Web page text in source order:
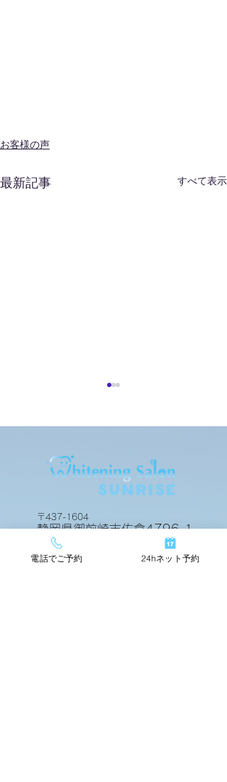
お客様の声
最新記事 すべて表示
お客様の声
〒437-1604
静岡県御前崎市佐倉4796-1
24hネットで簡単予約
電話でご予約 24hネット予約